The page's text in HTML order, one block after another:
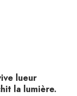
lueur
la lumière.